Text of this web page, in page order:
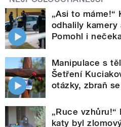
„Asi to máme!“
odhalily kamery
Pomohl i
Manipulace s
Šetření
otázky, zbraň
„Ruce
katy byl